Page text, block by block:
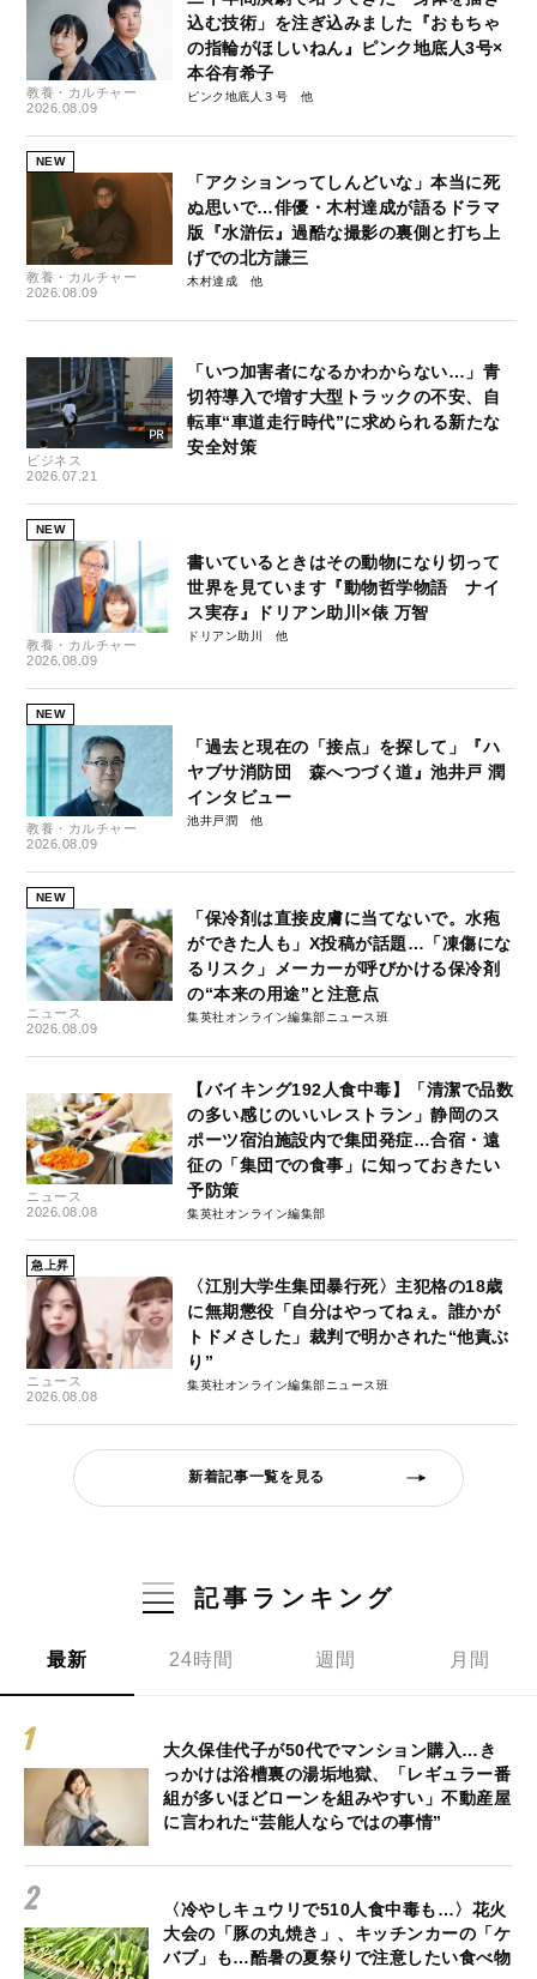
教養・カルチャー
2026.08.09
込む技術」を注ぎ込みました『おもちゃ
の指輪がほしいねん』ピンク地底人3号×
本谷有希子
ピンク地底人３号
NEW
教養・カルチャー
2026.08.09
「アクションってしんどいな」本当に死
ぬ思いで…俳優・木村達成が語るドラマ
版『水滸伝』過酷な撮影の裏側と打ち上
げでの北方謙三
木村達成
ビジネス
2026.07.21
「いつ加害者になるかわからない…」青
切符導入で増す大型トラックの不安、自
転車“車道走行時代”に求められる新たな
安全対策
NEW
教養・カルチャー
2026.08.09
書いているときはその動物になり切って
世界を見ています『動物哲学物語 ナイ
ス実存』ドリアン助川×俵 万智
ドリアン助川
NEW
教養・カルチャー
2026.08.09
「過去と現在の「接点」を探して」『ハ
ヤブサ消防団 森へつづく道』池井戸 潤
インタビュー
池井戸潤
NEW
ニュース
2026.08.09
「保冷剤は直接皮膚に当てないで。水疱
ができた人も」X投稿が話題…「凍傷にな
るリスク」メーカーが呼びかける保冷剤
の“本来の用途”と注意点
集英社オンライン編集部ニュース班
ニュース
2026.08.08
【バイキング192人食中毒】「清潔で品数
の多い感じのいいレストラン」静岡のス
ポーツ宿泊施設内で集団発症…合宿・遠
征の「集団での食事」に知っておきたい
予防策
集英社オンライン編集部
急上昇
ニュース
2026.08.08
〈江別大学生集団暴行死〉主犯格の18歳
に無期懲役「自分はやってねぇ。誰かが
トドメさした」裁判で明かされた“他責ぶ
り”
集英社オンライン編集部ニュース班
新着記事一覧を見る
記事ランキング
最新 24時間 週間 月間
大久保佳代子が50代でマンション購入…き
っかけは浴槽裏の湯垢地獄、「レギュラー番
組が多いほどローンを組みやすい」不動産屋
に言われた“芸能人ならではの事情”
〈冷やしキュウリで510人食中毒も…〉花火
大会の「豚の丸焼き」、キッチンカーの「ケ
バブ」も…酷暑の夏祭りで注意したい食べ物